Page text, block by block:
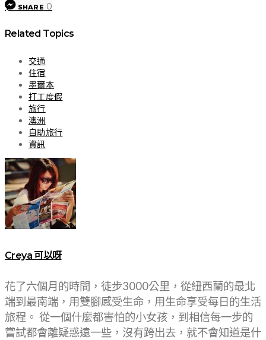
SHARE 0
Related Topics
交通
住宿
墨爾本
打工度假
旅行
澳洲
自助旅行
資訊
Creya 可以呀
花了六個月的時間，徒步3000公里，從紐西蘭的最北
端到最南端，用雙腳感受生命，用生命享受每日的生活
旅程。 從一個什麼都害怕的小女孩，到相信每一步的
嘗試都會離疑惑遠一些，沒有跨出去，就不會知道是什